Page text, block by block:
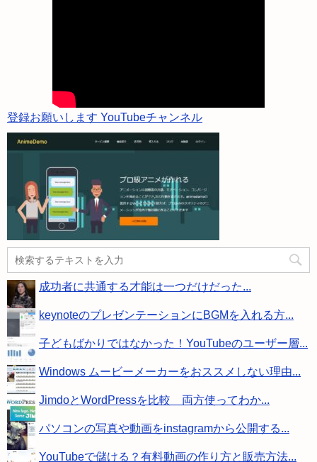
登録お願いします YouTubeチャンネル
成功者に共通する才能は一つだけだった...
keynoteのプレゼンテーションにBGMを入れる方...
子どもばかりではなかった！YouTubeのユーザー層...
Windows ムービーメーカーをおススメしない理由...
JimdoとWordPressを比較 両方使ってわか...
パソコンの写真や動画をinstagramから公開する...
YouTubeで儲ける？有料動画の作り方と販売方法...